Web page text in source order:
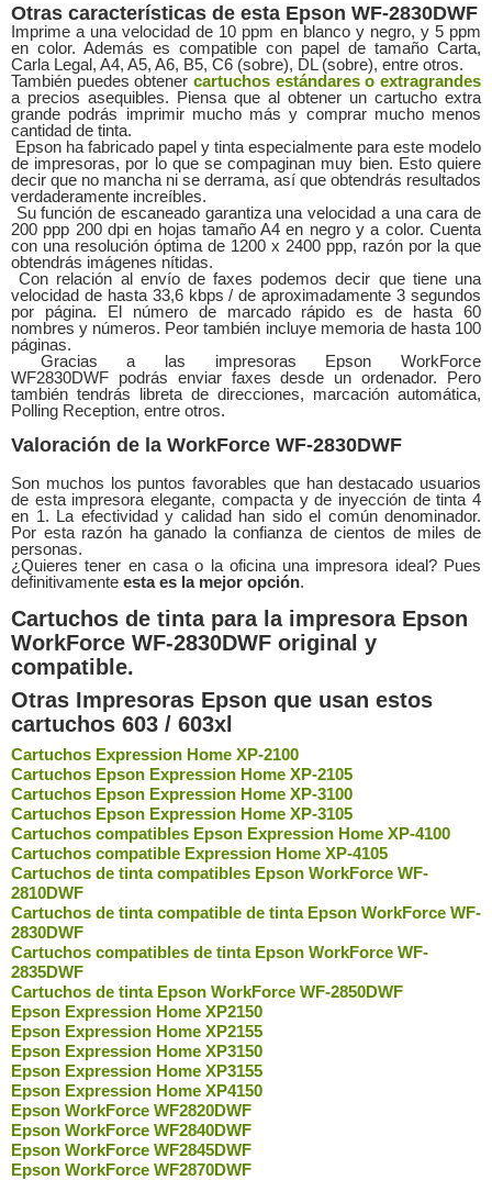
Otras características de esta Epson WF-2830DWF
Imprime a una velocidad de 10 ppm en blanco y negro, y 5 ppm
en color. Además es compatible con papel de tamaño Carta,
Carla Legal, A4, A5, A6, B5, C6 (sobre), DL (sobre), entre otros.
También puedes obtener cartuchos estándares o extragrandes
a precios asequibles. Piensa que al obtener un cartucho extra
grande podrás imprimir mucho más y comprar mucho menos
cantidad de tinta.
Epson ha fabricado papel y tinta especialmente para este modelo
de impresoras, por lo que se compaginan muy bien. Esto quiere
decir que no mancha ni se derrama, así que obtendrás resultados
verdaderamente increíbles.
Su función de escaneado garantiza una velocidad a una cara de
200 ppp 200 dpi en hojas tamaño A4 en negro y a color. Cuenta
con una resolución óptima de 1200 x 2400 ppp, razón por la que
obtendrás imágenes nítidas.
Con relación al envío de faxes podemos decir que tiene una
velocidad de hasta 33,6 kbps / de aproximadamente 3 segundos
por página. El número de marcado rápido es de hasta 60
nombres y números. Peor también incluye memoria de hasta 100
páginas.
Gracias a las impresoras Epson WorkForce
WF2830DWF podrás enviar faxes desde un ordenador. Pero
también tendrás libreta de direcciones, marcación automática,
Polling Reception, entre otros.
Valoración de la WorkForce WF-2830DWF
Son muchos los puntos favorables que han destacado usuarios
de esta impresora elegante, compacta y de inyección de tinta 4
en 1. La efectividad y calidad han sido el común denominador.
Por esta razón ha ganado la confianza de cientos de miles de
personas.
¿Quieres tener en casa o la oficina una impresora ideal? Pues
definitivamente esta es la mejor opción.
Cartuchos de tinta para la impresora Epson
WorkForce WF-2830DWF original y
compatible.
Otras Impresoras Epson que usan estos
cartuchos 603 / 603xl
Cartuchos Expression Home XP-2100
Cartuchos Epson Expression Home XP-2105
Cartuchos Epson Expression Home XP-3100
Cartuchos Epson Expression Home XP-3105
Cartuchos compatibles Epson Expression Home XP-4100
Cartuchos compatible Expression Home XP-4105
Cartuchos de tinta compatibles Epson WorkForce WF-
2810DWF
Cartuchos de tinta compatible de tinta Epson WorkForce WF-
2830DWF
Cartuchos compatibles de tinta Epson WorkForce WF-
2835DWF
Cartuchos de tinta Epson WorkForce WF-2850DWF
Epson Expression Home XP2150
Epson Expression Home XP2155
Epson Expression Home XP3150
Epson Expression Home XP3155
Epson Expression Home XP4150
Epson WorkForce WF2820DWF
Epson WorkForce WF2840DWF
Epson WorkForce WF2845DWF
Epson WorkForce WF2870DWF